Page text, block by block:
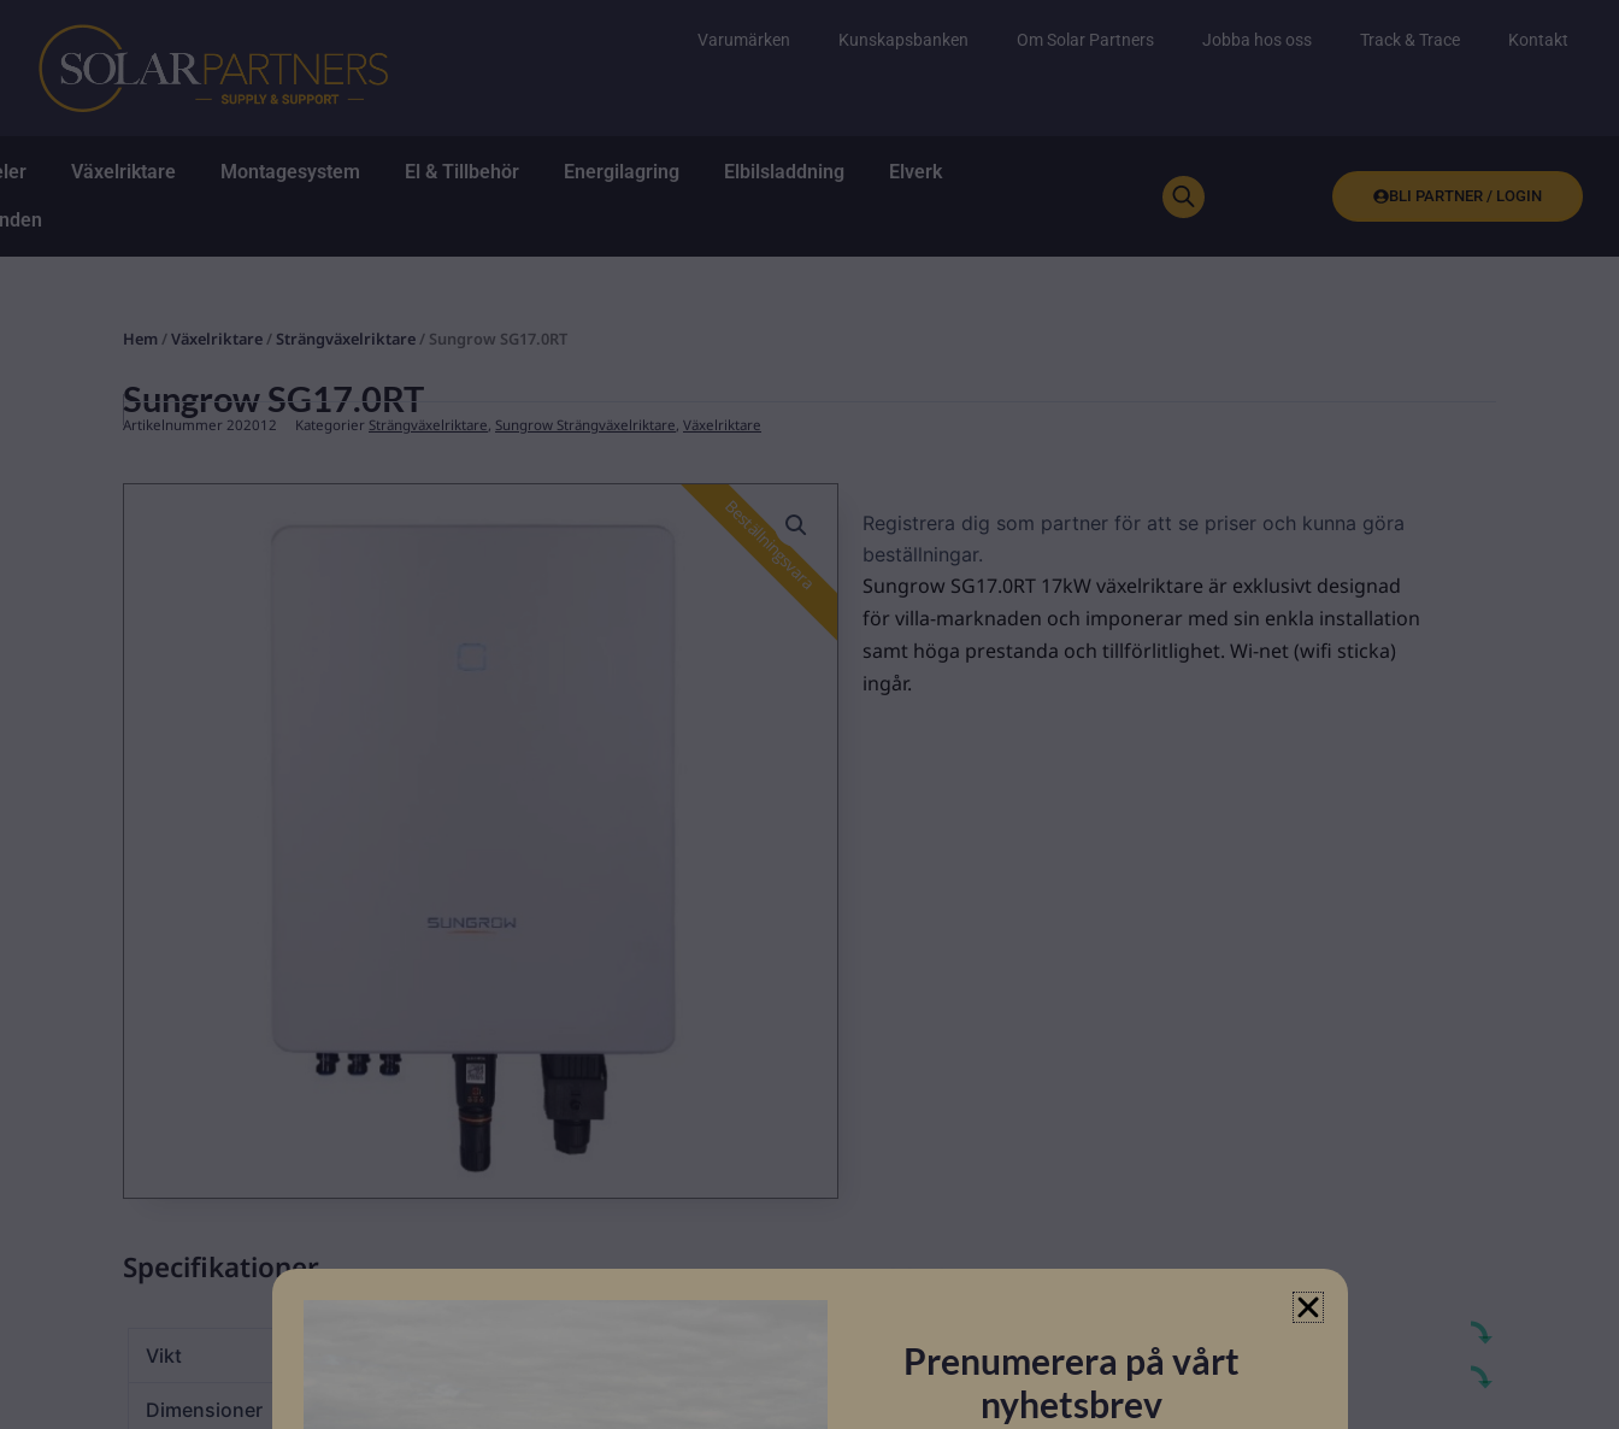
innehåll
Varumärken Kunskapsbanken Om Solar Partners Jobba hos oss Track & Trace Kontakt
Öppna Solpaneler
Växelriktare Öppna Växelriktare
Montagesystem Öppna Montagesystem
El & Tillbehör Öppna El & Tillbehör
Energilagring Öppna Energilagring
Elbilsladdning Öppna Elbilsladdning
Elverk
BLI PARTNER / LOGIN
Hem /Växelriktare/ Strängväxelriktare/ Sungrow SG17.0RT
Sungrow SG17.0RT
Artikelnummer 202012 Kategorier Strängväxelriktare Sungrow Strängväxelriktare Växelriktare
Beställningsvara
Registrera dig som partner för att se priser och kunna göra
beställningar.
Sungrow SG17.0RT 17kW växelriktare är exklusivt designad
för villa-marknaden och imponerar med sin enkla installation
samt höga prestanda och tillförlitlighet. Wi-net (wifi sticka)
ingår.
Specifikationer
Vikt
Dimensioner
Datablad
KompabiliteterPrenumerera på vårt
nyhetsbrev